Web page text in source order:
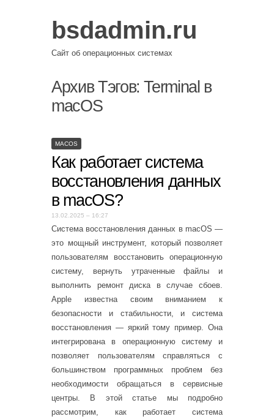
bsdadmin.ru
Сайт об операционных системах
Архив Тэгов:Terminal в
macOS
MACOS
Как работает система
восстановления данных
в macOS?
13.02.2025 – 16:27
Система восстановления данных в macOS —
это мощный инструмент, который позволяет
пользователям восстановить операционную
систему, вернуть утраченные файлы и
выполнить ремонт диска в случае сбоев.
Apple известна своим вниманием к
безопасности и стабильности, и система
восстановления — яркий тому пример. Она
интегрирована в операционную систему и
позволяет пользователям справляться с
большинством программных проблем без
необходимости обращаться в сервисные
центры. В этой статье мы подробно
рассмотрим, как работает система